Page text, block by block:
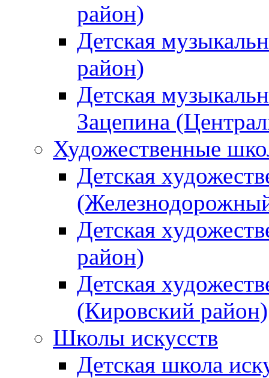
район)
Детская
район)
Детская
Зацепина
Художественные
Детская
Детская
район)
Детская
(Кировский район)
Школы искусств
Детская школа